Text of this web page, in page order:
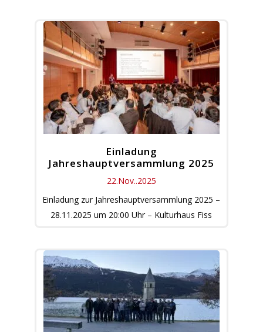
Einladung
Jahreshauptversammlung 2025
22.Nov..2025
Einladung zur Jahreshauptversammlung 2025 –
28.11.2025 um 20:00 Uhr – Kulturhaus Fiss